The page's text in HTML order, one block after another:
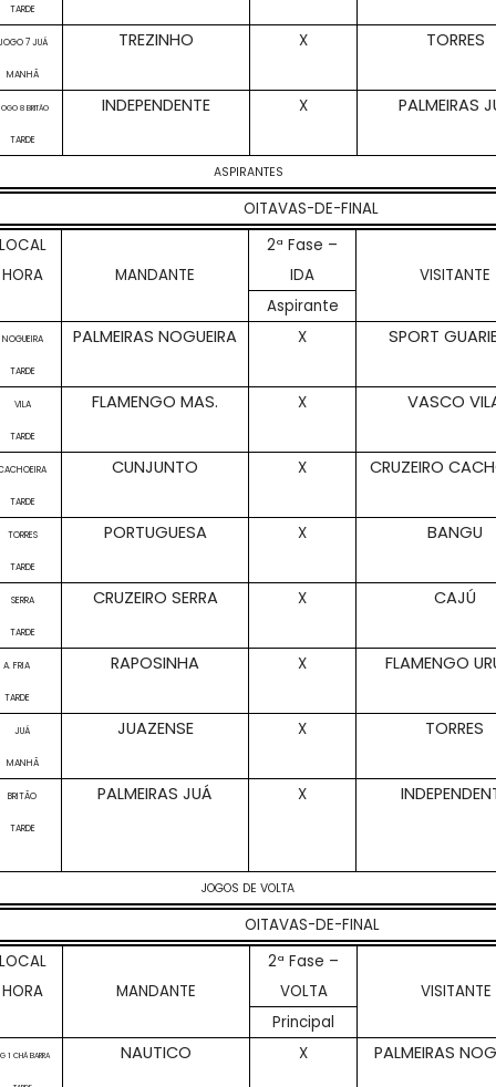
TARDE
7 JUÁ
MANHÃ
TREZINHO X TORRES
8 BRITÃO
TARDE
INDEPENDENTE X PALMEIRAS
ASPIRANTES
OITAVAS-DE-FINAL
HORA
MANDANTE
2ª Fase –
IDA
VISITANTE
Aspirante
NOGUEIRA
TARDE
PALMEIRAS NOGUEIRA X SPORT
VILA
TARDE
FLAMENGO MAS. X VASCO
TARDE
CUNJUNTO X CRUZEIRO
TORRES
TARDE
PORTUGUESA X BANGU
SERRA
TARDE
CRUZEIRO SERRA X CAJÚ
A. FRIA
TARDE
RAPOSINHA X FLAMENGO
JUÁ
MANHÃ
JUAZENSE X TORRES
BRITÃO
TARDE
PALMEIRAS JUÁ X
JOGOS DE VOLTA
OITAVAS-DE-FINAL
LOCAL
HORA
MANDANTE
2ª Fase –
VOLTA
VISITANTE
Principal
1 CHÃ BARRA NAUTICO X PALMEIRAS